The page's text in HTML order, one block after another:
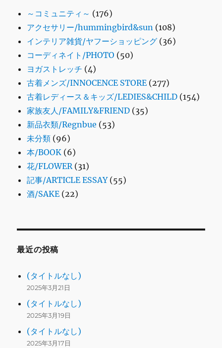
～コミュニティ～ (176)
アクセサリー/hummingbird&sun (108)
インテリア雑貨/ヤフーショッピング (36)
コーディネイト/PHOTO (50)
ヨガストレッチ (4)
古着メンズ/INNOCENCE STORE (277)
古着レディース＆キッズ/LEDIES&CHILD (154)
家族友人/FAMILY&FRIEND (35)
新品衣類/Regnbue (53)
未分類 (96)
本/BOOK (6)
花/FLOWER(31)
記事/ARTICLE ESSAY(55)
酒/SAKE (22)
最近の投稿
(タイトルなし)
2025年3月21日
(タイトルなし)
2025年3月19日
(タイトルなし)
2025年3月17日